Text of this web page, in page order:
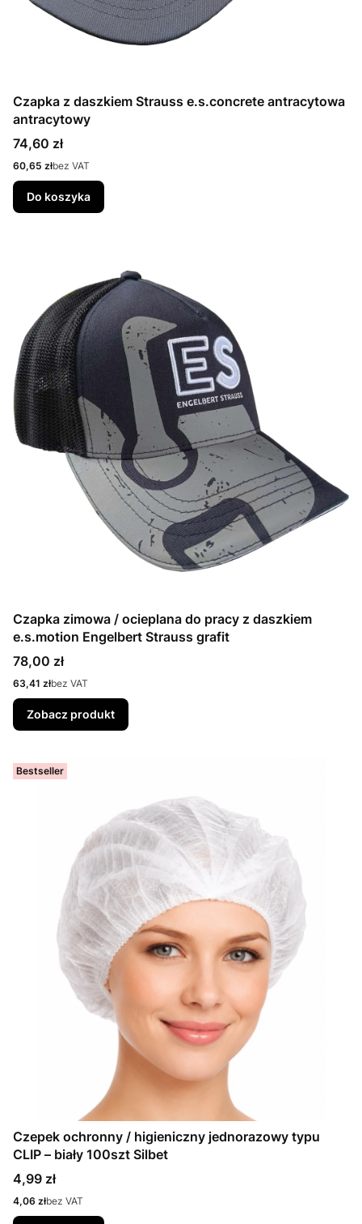
Czapka z daszkiem Strauss e.s.concrete antracytowa
antracytowy
Cena
74,60 zł
Cena
60,65 złbez VAT
Do koszyka
Czapka zimowa / ocieplana do pracy z daszkiem
e.s.motion Engelbert Strauss grafit
Cena
78,00 zł
Cena
63,41 złbez VAT
Zobacz produkt
Bestseller
Czepek ochronny / higieniczny jednorazowy typu
CLIP – biały 100szt Silbet
Cena
4,99 zł
Cena
4,06 złbez VAT